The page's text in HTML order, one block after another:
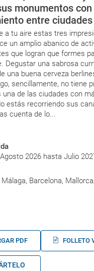
monumentos con
entre
a tu aire estas tres
un amplio abanico de
que logran que formes
Degustar una sabrosa
una buena cerveza
sencillamente, no tiene
de las ciudades con
estás recorriendo sus
cuenta de lo...
2026 hasta Julio
Barcelona,
PDF FOLLETO